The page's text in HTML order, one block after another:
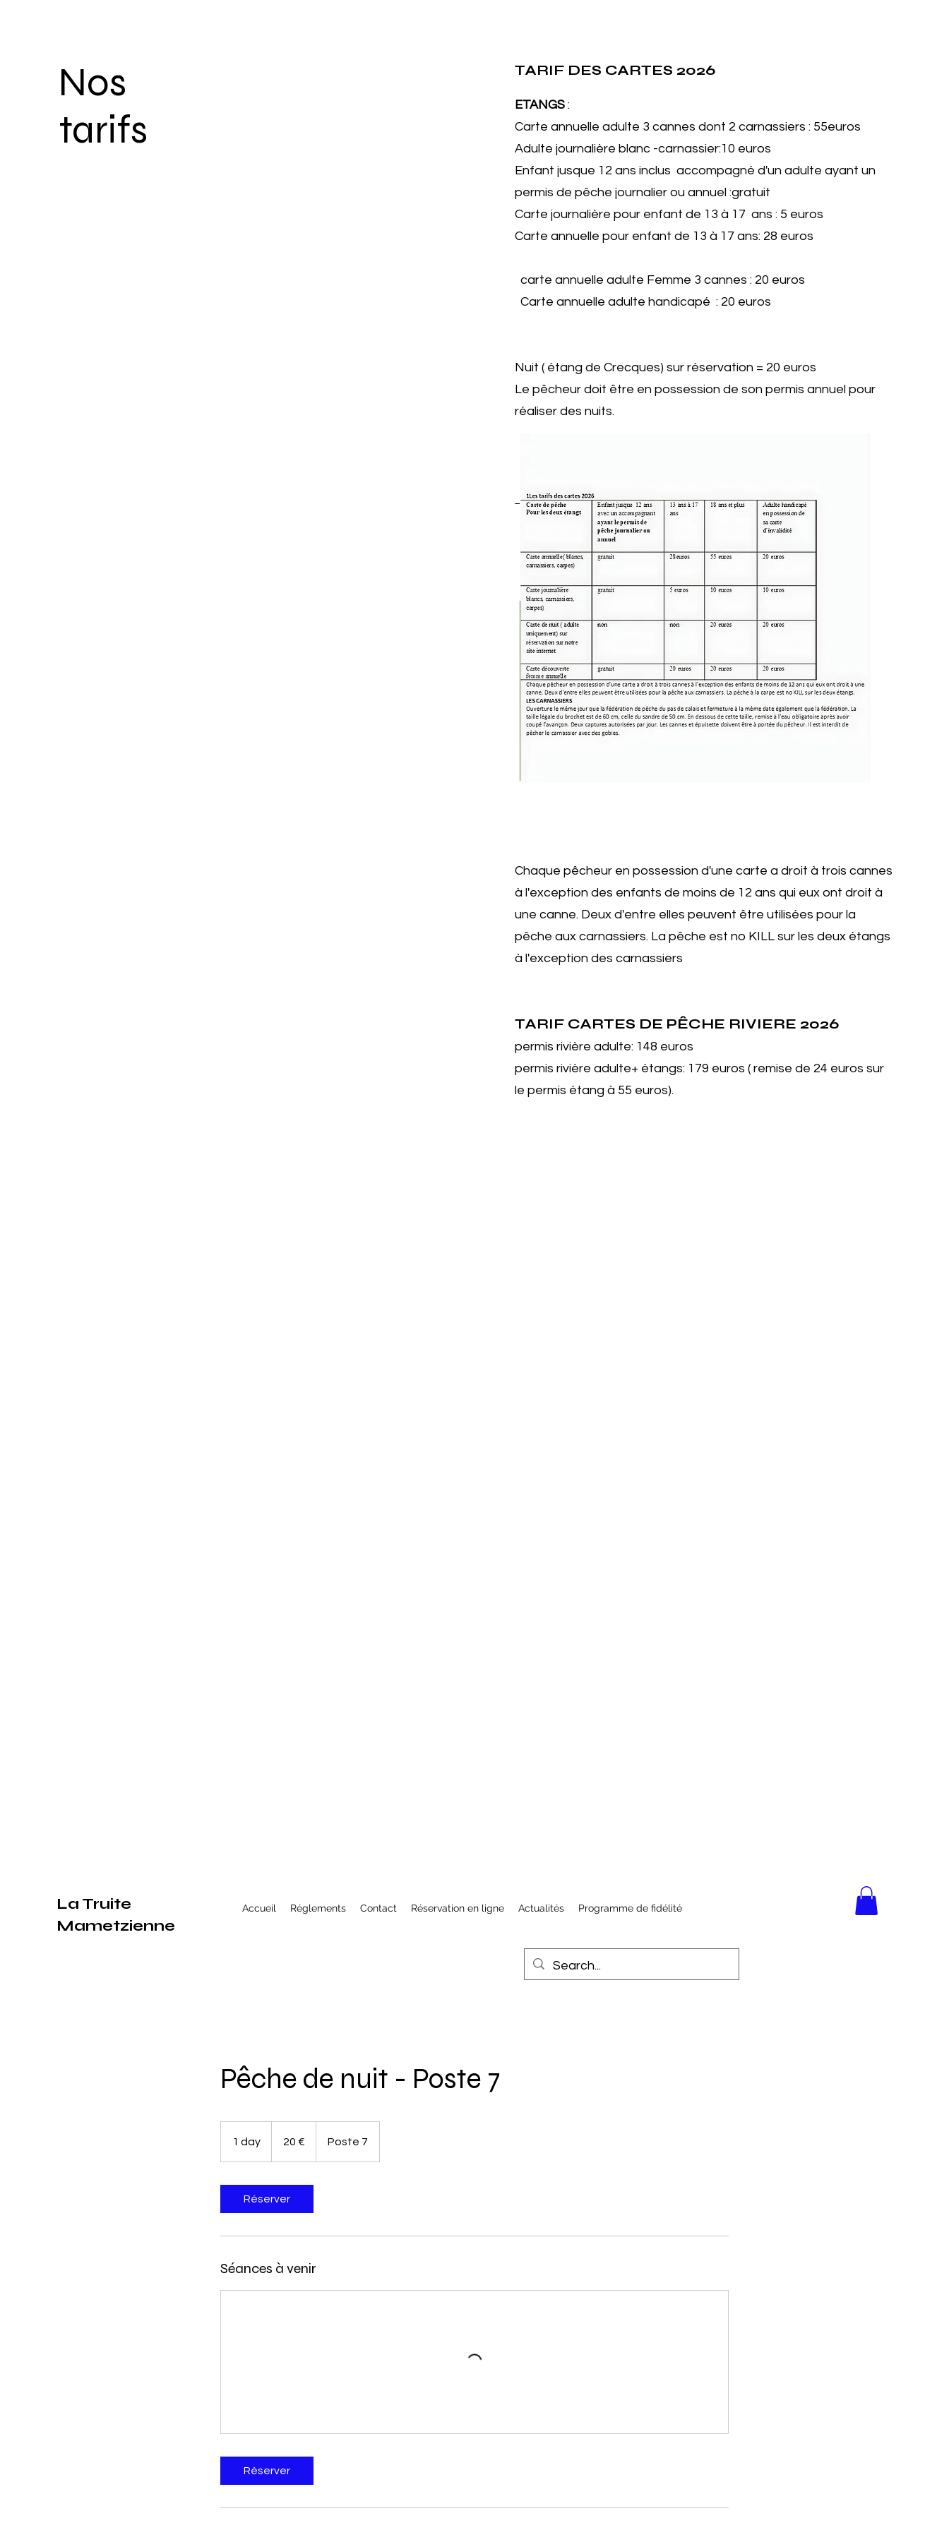
Nos
tarifs
TARIF DES CARTES 2026
ETANGS:
Carte annuelle adulte 3 cannes dont 2 carnassiers : 55euros
Adulte journalière blanc -carnassier:10 euros
Enfant jusque 12 ans inclus accompagné d'un adulte ayant un
permis de pêche journalier ou annuel :gratuit
Carte journalière pour enfant de 13 à 17 ans : 5 euros
Carte annuelle pour enfant de 13 à 17 ans: 28 euros
carte annuelle adulte Femme 3 cannes : 20 euros
Carte annuelle adulte handicapé : 20 euros
Nuit ( étang de Crecques) sur réservation = 20 euros
Le pêcheur doit être en possession de son permis annuel pour
réaliser des nuits.
​
​
Chaque pêcheur en possession d'une carte a droit à trois cannes
à l'exception des enfants de moins de 12 ans qui eux ont droit à
une canne. Deux d'entre elles peuvent être utilisées pour la
pêche aux carnassiers. La pêche est no KILL sur les deux étangs
à l'exception des carnassiers
TARIF CARTES DE PÊCHE RIVIERE 2026
permis rivière adulte: 148 euros
permis rivière adulte+ étangs: 179 euros ( remise de 24 euros sur
le permis étang à 55 euros).
La Truite
Mametzienne
Accueil Réglements Contact Réservation en ligne Actualités Programme de fidélité
Pêche de nuit - Poste 7
1 day 20 € Poste 7
Réserver
Séances à venir
Réserver